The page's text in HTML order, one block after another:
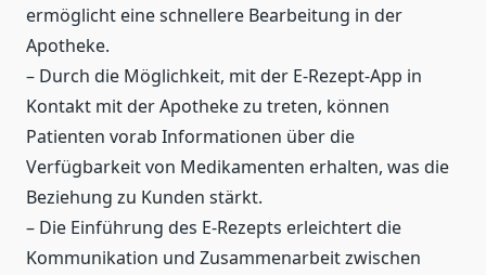
ermöglicht eine schnellere Bearbeitung in der
Apotheke.
– Durch die Möglichkeit, mit der E-Rezept-App in
Kontakt mit der Apotheke zu treten, können
Patienten vorab Informationen über die
Verfügbarkeit von Medikamenten erhalten, was die
Beziehung zu Kunden stärkt.
– Die Einführung des E-Rezepts erleichtert die
Kommunikation und Zusammenarbeit zwischen